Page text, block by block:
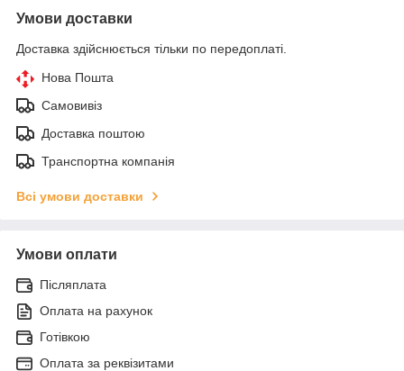
Умови доставки
Доставка здійснюється тільки по передоплаті.
Нова Пошта
Самовивіз
Доставка поштою
Транспортна компанія
Всі умови доставки
Умови оплати
Післяплата
Оплата на рахунок
Готівкою
Оплата за реквізитами